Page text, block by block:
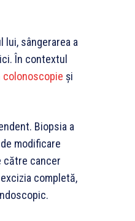
lui, sângerarea a
În contextul
colonoscopie și
Biopsia a
modificare
către cancer
completă,